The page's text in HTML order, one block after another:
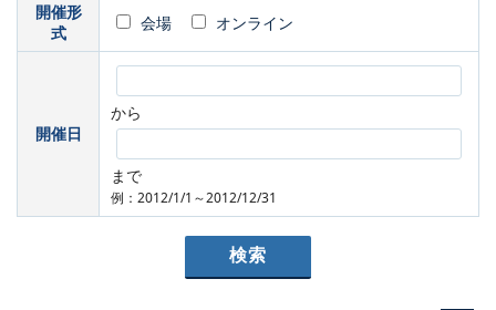
開催形
式
会場 オンライン
開催日
から
まで
例：2012/1/1～2012/12/31